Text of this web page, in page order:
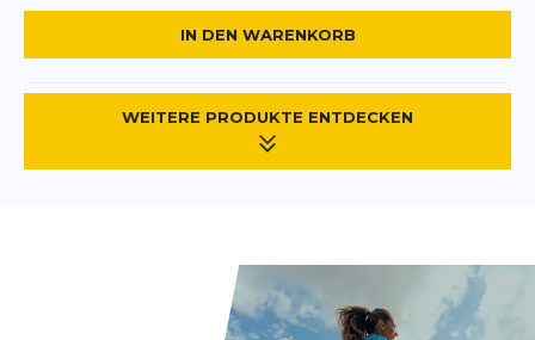
IN DEN WARENKORB
WEITERE PRODUKTE ENTDECKEN